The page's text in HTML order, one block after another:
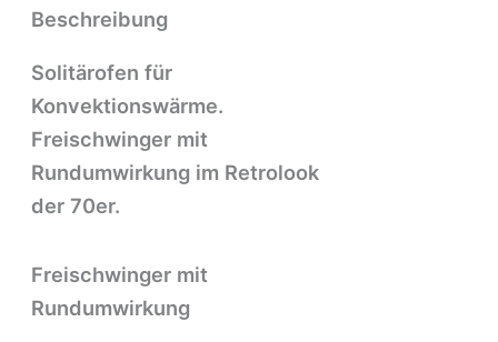
Beschreibung
Solitärofen für
Konvektionswärme.
Freischwinger mit
Rundumwirkung im Retrolook
der 70er.
Freischwinger mit
Rundumwirkung